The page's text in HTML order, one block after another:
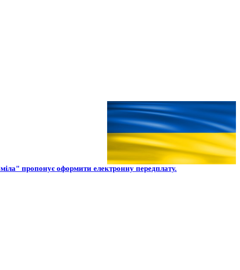
пропонує оформити електронну передплату.